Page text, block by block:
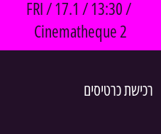
FRI / 17.1 / 13:30 /
Cinematheque 2
רכישת כרטיסים